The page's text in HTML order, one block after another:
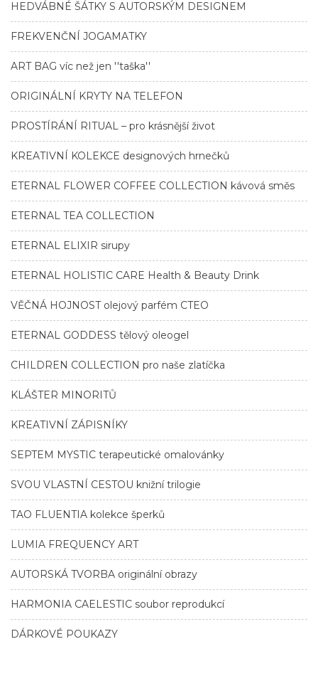
HEDVÁBNÉ ŠÁTKY S AUTORSKÝM DESIGNEM
FREKVENČNÍ JOGAMATKY
ART BAG víc než jen ''taška''
ORIGINÁLNÍ KRYTY NA TELEFON
PROSTÍRÁNÍ RITUAL – pro krásnější život
KREATIVNÍ KOLEKCE designových hrnečků
ETERNAL FLOWER COFFEE COLLECTION kávová směs
ETERNAL TEA COLLECTION
ETERNAL ELIXIR sirupy
ETERNAL HOLISTIC CARE Health & Beauty Drink
VĚČNÁ HOJNOST olejový parfém CTEO
ETERNAL GODDESS tělový oleogel
CHILDREN COLLECTION pro naše zlatíčka
KLÁŠTER MINORITŮ
KREATIVNÍ ZÁPISNÍKY
SEPTEM MYSTIC terapeutické omalovánky
SVOU VLASTNÍ CESTOU knižní trilogie
TAO FLUENTIA kolekce šperků
LUMIA FREQUENCY ART
AUTORSKÁ TVORBA originální obrazy
HARMONIA CAELESTIC soubor reprodukcí
DÁRKOVÉ POUKAZY